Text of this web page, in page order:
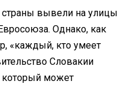
вывели на улицы
Однако, как
«каждый, кто умеет
Словакии
который может